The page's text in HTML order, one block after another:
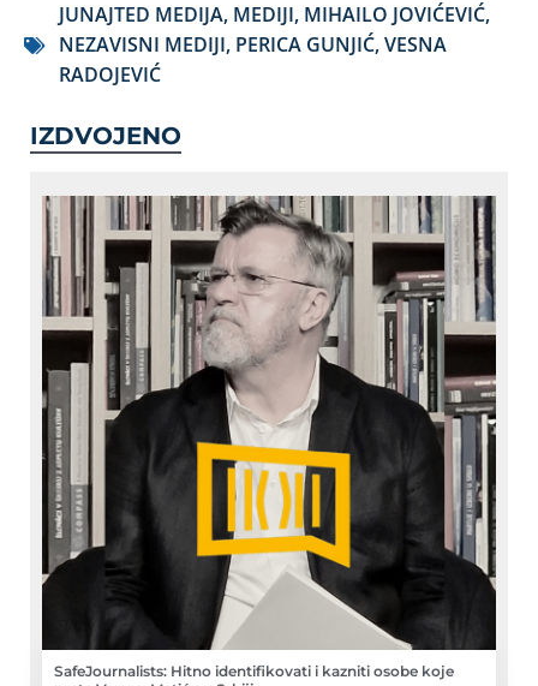
JUNAJTED MEDIJA, MEDIJI, MIHAILO JOVIĆEVIĆ,
NEZAVISNI MEDIJI, PERICA GUNJIĆ,VESNA
RADOJEVIĆ
IZDVOJENO
SafeJournalists: Hitno identifikovati i kazniti osobe koje